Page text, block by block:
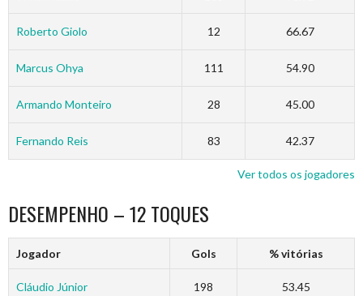
Roberto Giolo 12 66.67
Marcus Ohya 111 54.90
Armando Monteiro 28 45.00
Fernando Reis 83 42.37
Ver todos os jogadores
DESEMPENHO – 12 TOQUES
Jogador Gols % vitórias
Cláudio Júnior 198 53.45